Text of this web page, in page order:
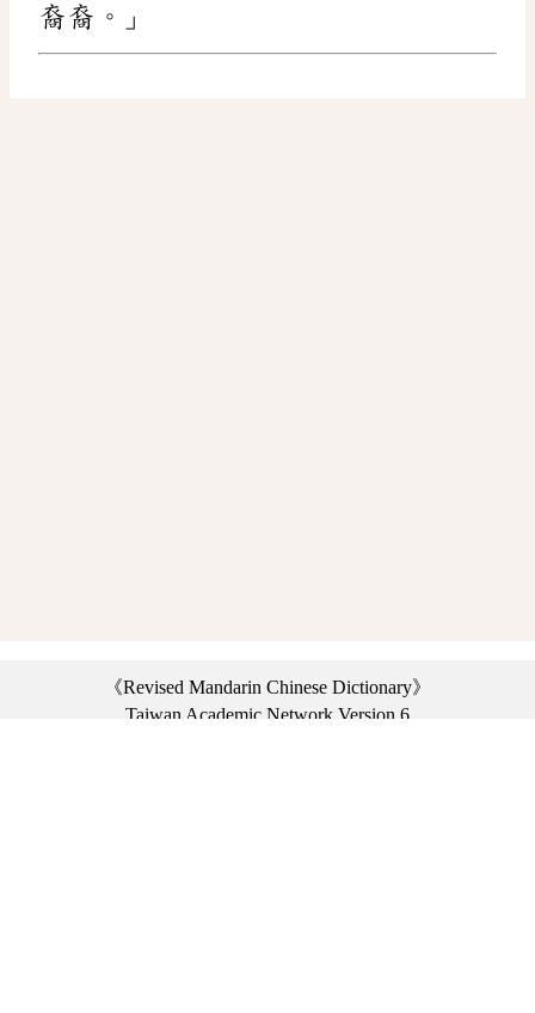
裔裔。」
《Revised Mandarin Chinese Dictionary》
Taiwan Academic Network Version 6